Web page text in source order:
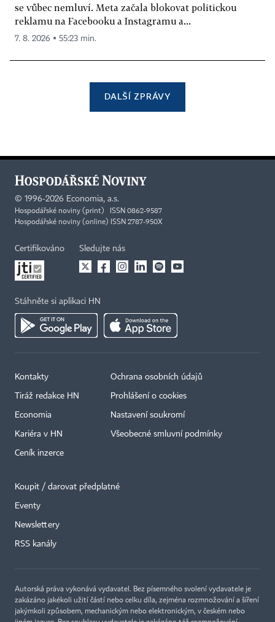
se vůbec nemluví. Meta začala blokovat politickou
reklamu na Facebooku a Instagramu a...
7. 8. 2026 ▪ 55:23 min.
DALŠÍ ZPRÁVY
© 1996-2026 Economia, a.s.
Hospodářské noviny (print) ISSN 0862-9587
Hospodářské noviny (online) ISSN 2787-950X
Certifikováno Sledujte nás
Stáhněte si aplikaci HN
Kontakty
Tiráž redakce HN
Economia
Kariéra v HN
Ceník inzerce
Ochrana osobních údajů
Prohlášení o cookies
Nastavení soukromí
Všeobecné smluvní podmínky
Koupit / darovat předplatné
Eventy
Newslettery
RSS kanály
Autorská práva vykonává vydavatel. Bez písemného svolení vydavatele je
zakázáno jakékoli užití částí nebo celku díla, zejména rozmnožování a šíření
jakýmkoli způsobem, mechanickým nebo elektronickým, v českém nebo